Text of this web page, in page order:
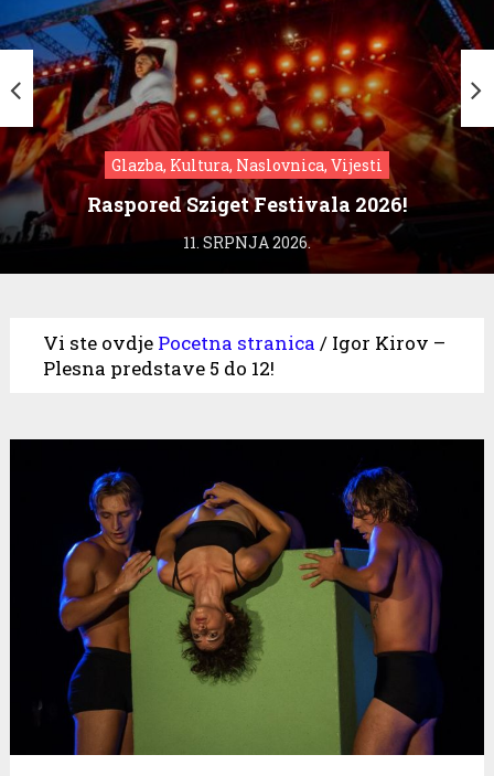
Glazba, Kultura, Naslovnica, Vijesti
Raspored Sziget Festivala 2026!
11. SRPNJA 2026.
Vi ste ovdje Pocetna stranica / Igor Kirov –
Plesna predstave 5 do 12!